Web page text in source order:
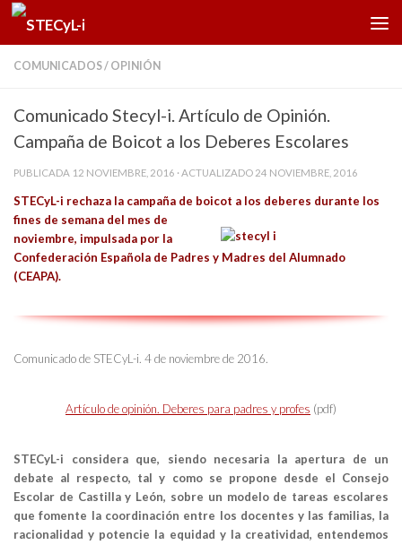
Saltar al contenido
COMUNICADOS/ OPINIÓN
Comunicado Stecyl-i. Artículo de Opinión.
Campaña de Boicot a los Deberes Escolares
PUBLICADA 12 NOVIEMBRE, 2016 · ACTUALIZADO 24 NOVIEMBRE, 2016
STECyL-i rechaza la campaña de boicot a los deberes durante los
fines de semana del mes de
noviembre, impulsada por la
Confederación Española de Padres y Madres del Alumnado
(CEAPA).
Comunicado de STECyL-i. 4 de noviembre de 2016.
Artículo de opinión. Deberes para padres y profes (pdf)
STECyL-i considera que, siendo necesaria la apertura de un
debate al respecto, tal y como se propone desde el Consejo
Escolar de Castilla y León, sobre un modelo de tareas escolares
que fomente la coordinación entre los docentes y las familias, la
racionalidad y potencie la equidad y la creatividad, entendemos